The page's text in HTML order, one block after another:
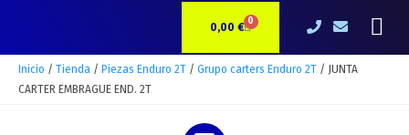
0,00 € 0CARRITO
Inicio / Tienda / Piezas Enduro 2T / Grupo carters Enduro 2T / JUNTA
CARTER EMBRAGUE END. 2T
END.
2T